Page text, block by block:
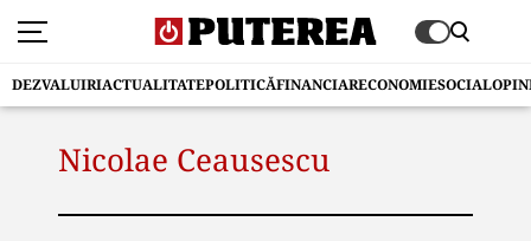
DEZVALUIRIACTUALITATEPOLITICĂFINANCIARECONOMIESOCIAL
Nicolae Ceausescu